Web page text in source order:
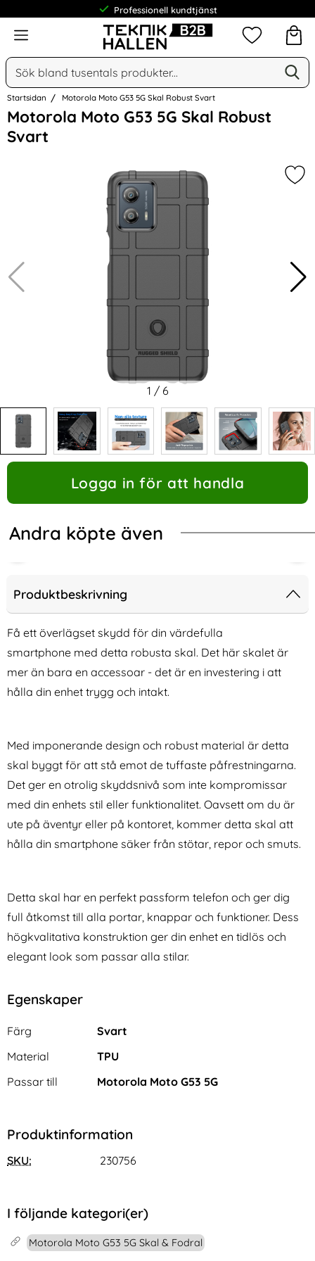
Professionell kundtjänst
Meny
Sök
Sök på Narse Group AB
Mina
Startsidan Motorola Moto G53 5G Skal Robust Svart
Motorola Moto G53 5G Skal Robust
Svart
Hoppa
över
Bilder
1 / 6
Logga in för att handla
Andra köpte även
Skärmskydd i Härdat Glas
Samsung Galaxy S26 Skal
Shockproof Hybrid Blå
Art. nr 246143
rea pris
99 krtidigare pris
99 kr
Tillgänglighet:
I lager
Köp
Galaxy S26 Skal Shockproof Hybrid Blå
Motorola Moto G86 Power 5G
Fodral Med Avtagbart
Kortfack Rosa
Art. nr 241062
rea pris
124 krtidigare pris
124 kr
Tillgänglighet:
I lager
Köp
Motorola Moto G86 Power 5G
Produktbeskrivning
Få ett överlägset skydd för din värdefulla
smartphone med detta robusta skal. Det här skalet är
mer än bara en accessoar - det är en investering i att
hålla din enhet trygg och intakt.
Med imponerande design och robust material är detta
skal byggt för att stå emot de tuffaste påfrestningarna.
Det ger en otrolig skyddsnivå som inte kompromissar
med din enhets stil eller funktionalitet. Oavsett om du är
ute på äventyr eller på kontoret, kommer detta skal att
hålla din smartphone säker från stötar, repor och smuts.
Detta skal har en perfekt passform telefon och ger dig
full åtkomst till alla portar, knappar och funktioner. Dess
högkvalitativa konstruktion ger din enhet en tidlös och
elegant look som passar alla stilar.
Egenskaper
Egenskaper/attribut för denna produkt
Attribut
Färg
Svart
Material
TPU
Passar till
Motorola Moto G53 5G
Produktinformation
SKU: 230756
I följande kategori(er)
Motorola Moto G53 5G Skal & Fodral